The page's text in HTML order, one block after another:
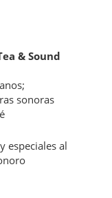
& Sound
sonoras
especiales al